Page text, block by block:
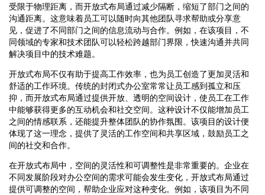
受限于物理距离，而开放式布局通过减少隔断，缩短了部门之间的
沟通距离。这意味着员工可以随时向其他团队寻求帮助或分享意
见，促进了不同部门之间的信息流动与合作。例如，在该项目，不
同领域的专家和技术团队可以轻松跨越部门界限，快速沟通并共同
解决项目中的技术难题。
开放式布局不仅有助于提高工作效率，也为员工创造了更加灵活和
舒适的工作环境。传统的封闭式办公室常常让员工感到孤立和压
抑，而开放式布局通过提供开放、透明的空间设计，使员工在工作
中能够获得更多的互动机会和社交空间。这种设计不仅能增加员工
之间的情感联系，还能提升整体团队的协作氛围。该项目的设计便
体现了这一理念，提供了灵活的工作空间和共享区域，鼓励员工之
间的社交和合作。
在开放式布局中，空间的灵活性和可调整性是非常重要的。企业在
不同发展阶段对办公空间的需求可能会发生变化，开放式布局通过
提供可调整的空间，帮助企业应对这种变化。例如，该项目为不同